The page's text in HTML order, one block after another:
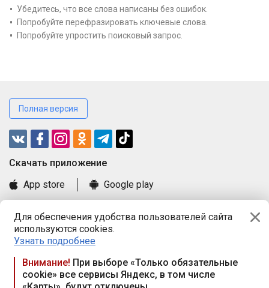
Для обеспечения удобства пользователей сайта
используются cookies.
Узнать подробнее
Внимание! При выборе «Только обязательные
cookie» все сервисы Яндекс, в том числе
Убедитесь, что все слова написаны без ошибок.
Попробуйте перефразировать ключевые слова.
Попробуйте упростить поисковый запрос.
Полная версия
Cкачать приложение
App store
Google play
Книга замечаний и предложений
Правила и документы
Praca.by © 2000—2026, ООО «ПРАЦА БАЙ»
Республика Беларусь, 220114, г. Минск, пр-т Независимости
117а, пом. № 9.